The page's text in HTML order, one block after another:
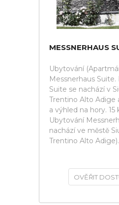
MESSNERHAUS
Ubytování
Messnerhaus
Suite se nachází v
Trentino Alto Adige
a výhled na hory. 15
Ubytování
nachází ve městě
Trentino Alto Adige).
OVĚŘIT